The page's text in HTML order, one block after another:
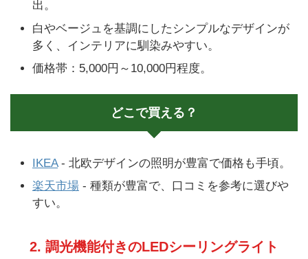
出。
白やベージュを基調にしたシンプルなデザインが
多く、インテリアに馴染みやすい。
価格帯：5,000円～10,000円程度。
どこで買える？
IKEA- 北欧デザインの照明が豊富で価格も手頃。
楽天市場 - 種類が豊富で、口コミを参考に選びや
すい。
2. 調光機能付きのLEDシーリングライト